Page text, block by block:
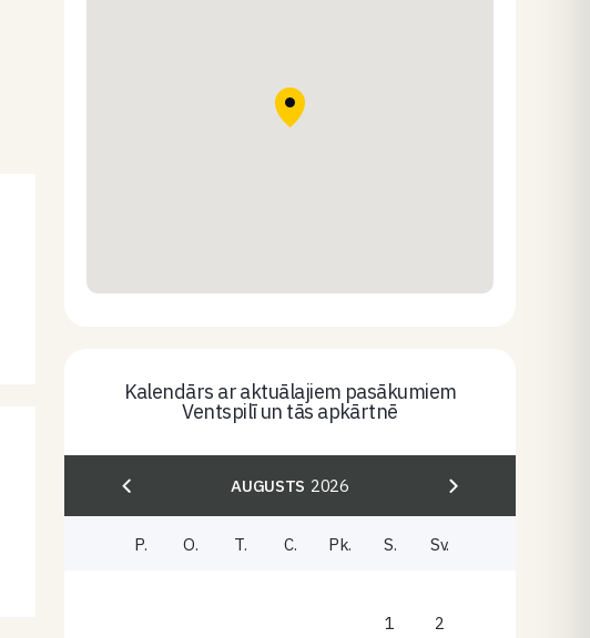
Kalendārs ar aktuālajiem pasākumiem
Ventspilī un tās apkārtnē
AUGUSTS 2026
P. O. T. C. Pk. S. Sv.
1 2